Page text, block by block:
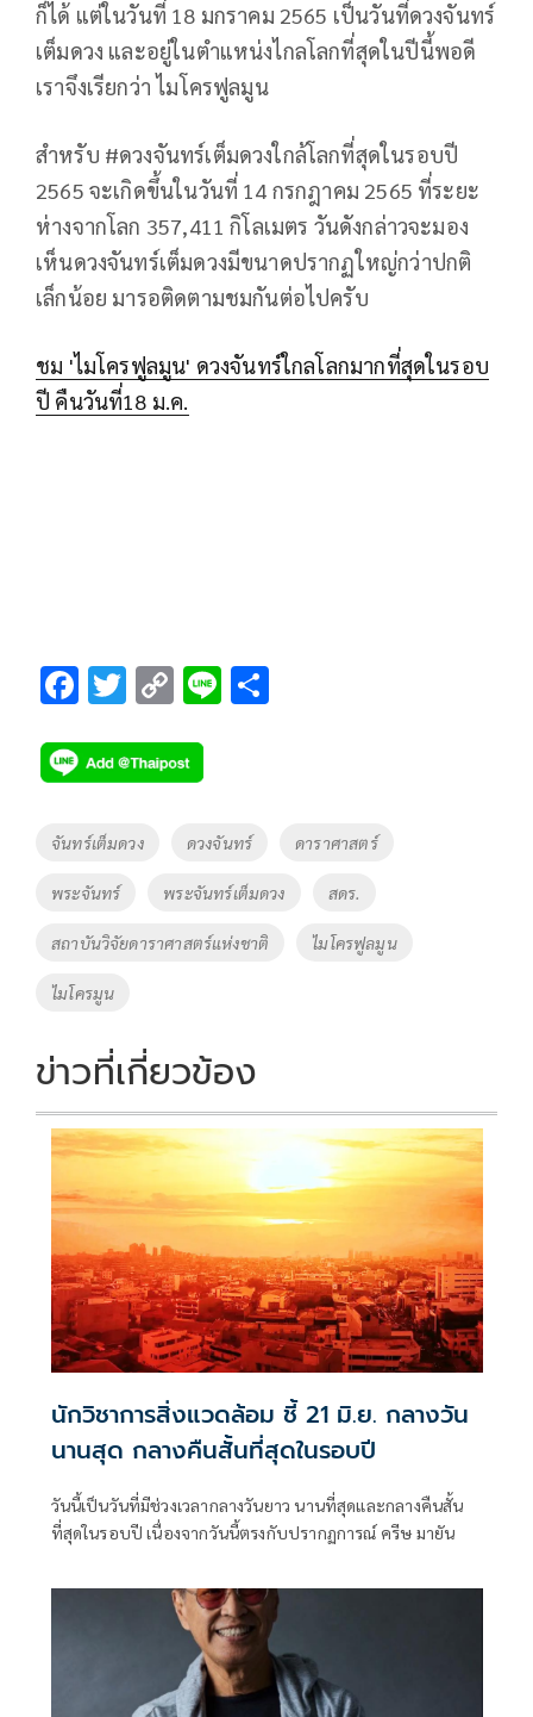
ก็ได้ แต่ในวันที่ 18 มกราคม 2565 เป็นวันที่ดวงจันทร์
เต็มดวง และอยู่ในตำแหน่งไกลโลกที่สุดในปีนี้พอดี
เราจึงเรียกว่า ไมโครฟูลมูน
สำหรับ #ดวงจันทร์เต็มดวงใกล้โลกที่สุดในรอบปี
2565 จะเกิดขึ้นในวันที่ 14 กรกฎาคม 2565 ที่ระยะ
ห่างจากโลก 357,411 กิโลเมตร วันดังกล่าวจะมอง
เห็นดวงจันทร์เต็มดวงมีขนาดปรากฏใหญ่กว่าปกติ
เล็กน้อย มารอติดตามชมกันต่อไปครับ
ชม 'ไมโครฟูลมูน' ดวงจันทร์ใกลโลกมากที่สุดในรอบ
ปี คืนวันที่18 ม.ค.
F
e
b
o
o
k
T
tt
er
C
p
y
Li
k
Li
Tags
จันทร์เต็มดวง ดวงจันทร์ ดาราศาสตร์
พระจันทร์ พระจันทร์เต็มดวง สดร.
สถาบันวิจัยดาราศาสตร์แห่งชาติ ไมโครฟูลมูน
ไมโครมูน
ข่าวที่เกี่ยวข้อง
นักวิชาการสิ่งแวดล้อม ชี้ 21 มิ.ย. กลางวัน
นานสุด กลางคืนสั้นที่สุดในรอบปี
วันนี้เป็นวันที่มีช่วงเวลากลางวันยาว นานที่สุดและกลางคืนสั้น
ที่สุดในรอบปี เนื่องจากวันนี้ตรงกับปรากฏการณ์ ครีษ มายัน